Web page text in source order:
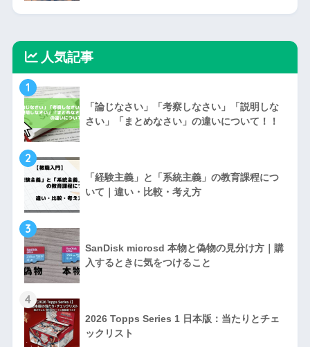
人気記事
1
「論じなさい」「考察しなさい」「説明しな
さい」「まとめなさい」の違いについて！！
2
「経験主義」と「系統主義」の教育課程につ
いて｜違い・比較・考え方
3
SanDisk microsd 本物と偽物の見分け方｜購
入するときに気をつけること
4
2026 Topps Series 1 日本版：当たりとチェ
ックリスト